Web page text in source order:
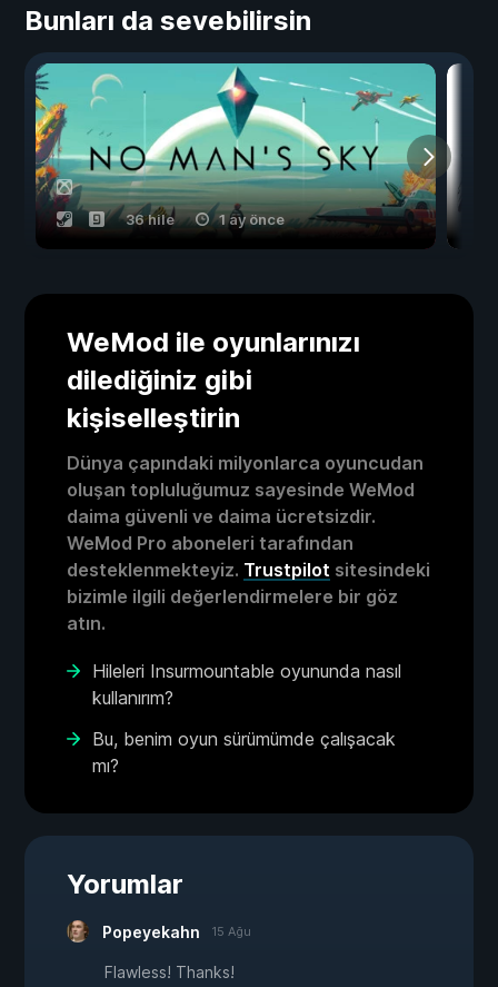
Bunları da sevebilirsin
36 hile 1 ay önce
WeMod ile oyunlarınızı
dilediğiniz gibi
kişiselleştirin
Dünya çapındaki milyonlarca oyuncudan
oluşan topluluğumuz sayesinde WeMod
daima güvenli ve daima ücretsizdir.
WeMod Pro aboneleri tarafından
desteklenmekteyiz. Trustpilot sitesindeki
bizimle ilgili değerlendirmelere bir göz
atın.
Hileleri Insurmountable oyununda nasıl
kullanırım?
Bu, benim oyun sürümümde çalışacak
mı?
Yorumlar
Popeyekahn 15 Ağu
Flawless! Thanks!